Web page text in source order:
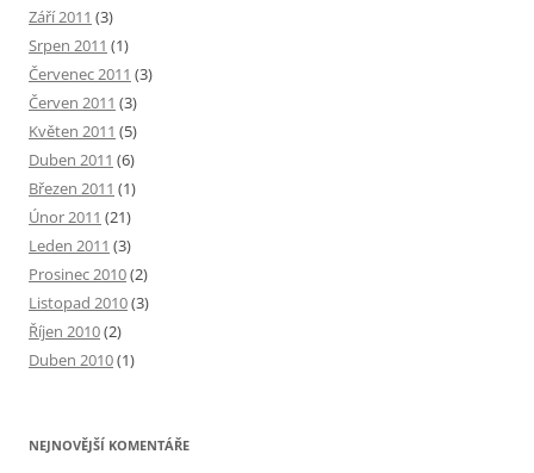
Září 2011 (3)
Srpen 2011 (1)
Červenec 2011 (3)
Červen 2011 (3)
Květen 2011 (5)
Duben 2011 (6)
Březen 2011 (1)
Únor 2011 (21)
Leden 2011 (3)
Prosinec 2010(2)
Listopad 2010(3)
Říjen 2010(2)
Duben 2010(1)
NEJNOVĚJŠÍ KOMENTÁŘE